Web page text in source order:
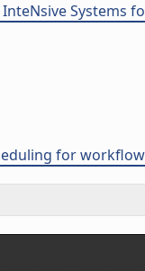
Systems
for